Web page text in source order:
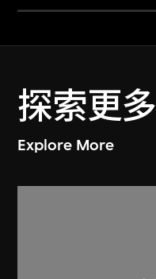
探索更多
Explore More